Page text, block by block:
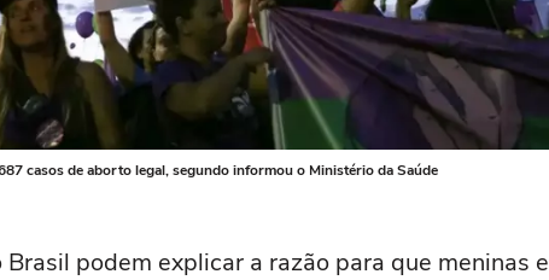
casos de aborto legal, segundo informou o Ministério da Saúde
podem explicar a razão para que meninas e